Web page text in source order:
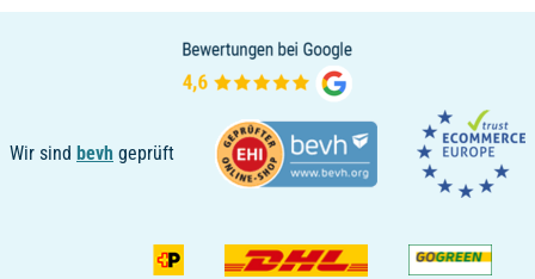
Wir sind bevh geprüft